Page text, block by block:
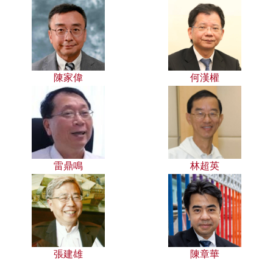
陳家偉 何漢權
雷鼎鳴 林超英
張建雄 陳章華